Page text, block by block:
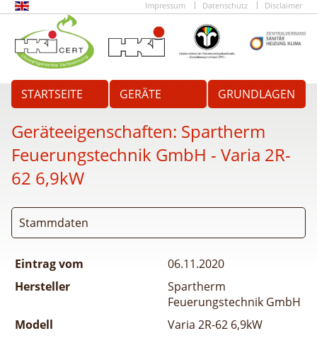
Impressum Datenschutz Disclaimer
STARTSEITE GERÄTE GRUNDLAGEN
Geräteeigenschaften: Spartherm
Feuerungstechnik GmbH - Varia 2R-
62 6,9kW
Stammdaten
Eintrag vom
06.11.2020
Hersteller
Spartherm
Feuerungstechnik GmbH
Modell
Varia 2R-62 6,9kW